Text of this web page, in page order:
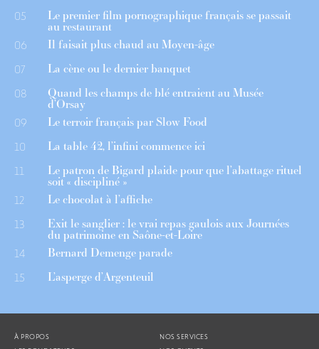
05 Le premier film pornographique français se passait
au restaurant
06 Il faisait plus chaud au Moyen-âge
07 La cène ou le dernier banquet
08 Quand les champs de blé entraient au Musée
d’Orsay
09 Le terroir français par Slow Food
10 La table 42, l’infini commence ici
11 Le patron de Bigard plaide pour que l’abattage rituel
soit « discipliné »
12 Le chocolat à l’affiche
13 Exit le sanglier : le vrai repas gaulois aux Journées
du patrimoine en Saône-et-Loire
14 Bernard Demenge parade
15 L’asperge d’Argenteuil
À PROPOS
NOS SERVICES